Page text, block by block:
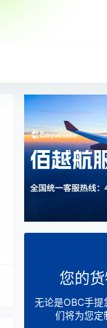
您的
无论是OBC手
们将为您定